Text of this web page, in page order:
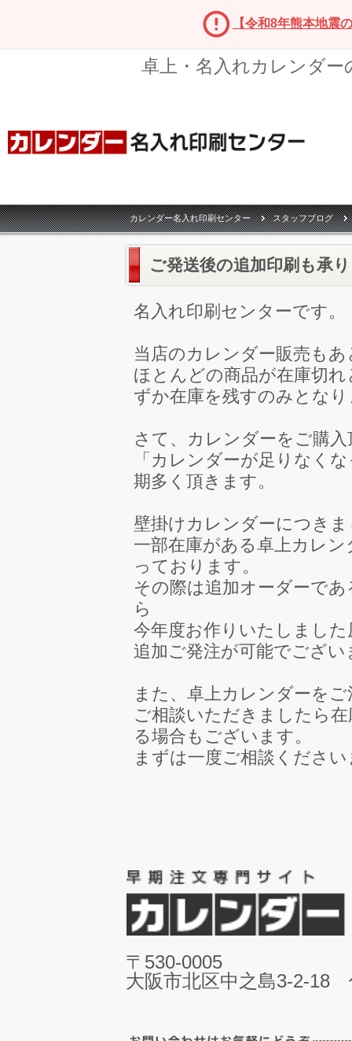
【令和8年熊本地震
卓上・名入れカレンダ
カレンダー名入れ印刷センター スタッフブログ
ご発送後の追加印刷も承
名入れ印刷センターです。
当店のカレンダー販売も
ほとんどの商品が在庫切
ずか在庫を残すのみとな
さて、カレンダーをご購
「カレンダーが足りなく
期多く頂きます。
壁掛けカレンダーにつき
一部在庫がある卓上カレ
っております。
その際は追加オーダーで
ら
今年度お作りいたしまし
追加ご発注が可能でござい
また、卓上カレンダーを
ご相談いただきましたら
る場合もございます。
まずは一度ご相談くださ
〒530-0005
大阪市北区中之島3-2-18